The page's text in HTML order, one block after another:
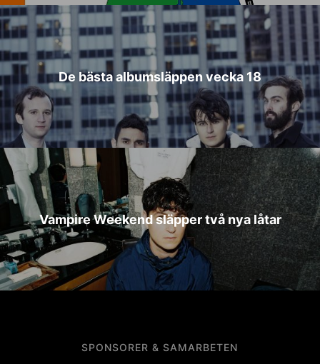
De bästa albumsläppen vecka 18
Vampire Weekend släpper två nya låtar
SPONSORER & SAMARBETEN